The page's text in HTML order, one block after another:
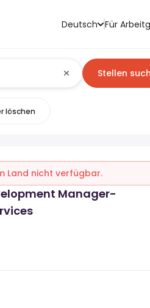
Deutsch Für
Stellen
löschen
Land nicht verfügbar.
Manager-